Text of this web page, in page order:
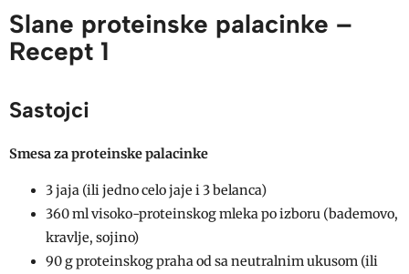
Slane proteinske palacinke –
Recept 1
Sastojci
Smesa za proteinske palacinke
3 jaja (ili jedno celo jaje i 3 belanca)
360 ml visoko-proteinskog mleka po izboru (bademovo,
kravlje, sojino)
90 g proteinskog praha od sa neutralnim ukusom (ili